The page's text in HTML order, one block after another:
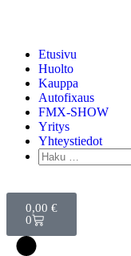
Etusivu
Huolto
Kauppa
Autofixaus
FMX-SHOW
Yritys
Yhteystiedot
0,00 €
0